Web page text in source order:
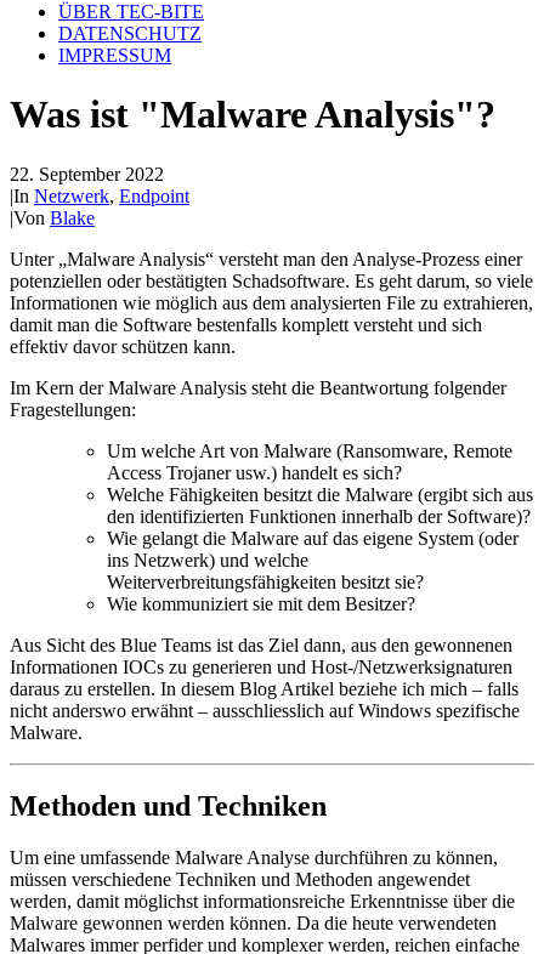
ÜBER TEC-BITE
DATENSCHUTZ
IMPRESSUM
Was ist "Malware Analysis"?
22. September 2022
|In Netzwerk, Endpoint
|Von Blake
Unter „Malware Analysis“ versteht man den Analyse-Prozess einer
potenziellen oder bestätigten Schadsoftware. Es geht darum, so viele
Informationen wie möglich aus dem analysierten File zu extrahieren,
damit man die Software bestenfalls komplett versteht und sich
effektiv davor schützen kann.
Im Kern der Malware Analysis steht die Beantwortung folgender
Fragestellungen:
Um welche Art von Malware (Ransomware, Remote
Access Trojaner usw.) handelt es sich?
Welche Fähigkeiten besitzt die Malware (ergibt sich aus
den identifizierten Funktionen innerhalb der Software)?
Wie gelangt die Malware auf das eigene System (oder
ins Netzwerk) und welche
Weiterverbreitungsfähigkeiten besitzt sie?
Wie kommuniziert sie mit dem Besitzer?
Aus Sicht des Blue Teams ist das Ziel dann, aus den gewonnenen
Informationen IOCs zu generieren und Host-/Netzwerksignaturen
daraus zu erstellen. In diesem Blog Artikel beziehe ich mich – falls
nicht anderswo erwähnt – ausschliesslich auf Windows spezifische
Malware.
Methoden und Techniken
Um eine umfassende Malware Analyse durchführen zu können,
müssen verschiedene Techniken und Methoden angewendet
werden, damit möglichst informationsreiche Erkenntnisse über die
Malware gewonnen werden können. Da die heute verwendeten
Malwares immer perfider und komplexer werden, reichen einfache